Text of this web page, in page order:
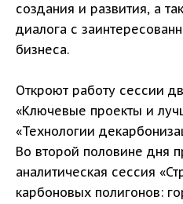
создания и развития, а
диалога с
бизнеса.
Откроют работу сессии
«Ключевые проекты и
«Технологии
Во второй половине дня
аналитическая сессия
карбоновых полигонов: